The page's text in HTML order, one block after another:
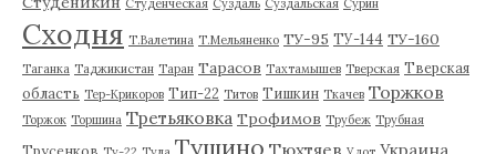
Сходня Т.Валетина Т.Мельяненко ТУ-95 ТУ-144 ТУ-160
Таганка Таджикистан Таран Тарасов Тахтамышев Тверская Тверская
область Тер-Крикоров Тип-22 Титов Тишкин Ткачев Торжков
Торжок Торшина Третьяковка Трофимов Трубеж Трубная
Трусенков Тушино Тюхтяев Украина